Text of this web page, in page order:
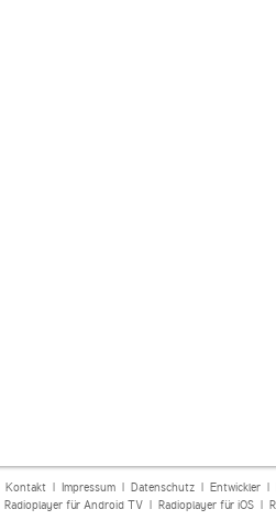
Kontakt| Impressum| Datenschutz| Entwickler|
Radioplayer für Android TV| Radioplayer für iOS|